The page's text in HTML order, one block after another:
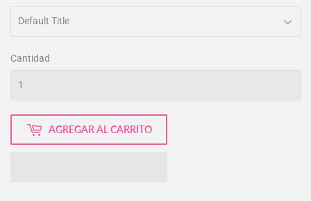
Cantidad
AGREGAR AL CARRITO